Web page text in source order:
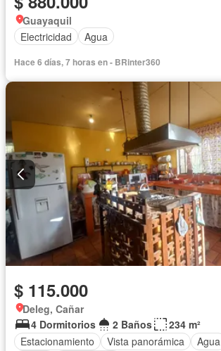
Guayaquil
Electricidad
Agua
Hace 6 días, 7 horas en - BRinter360
$ 115.000
Deleg, Cañar
4 Dormitorios
2 Baños
234 m²
Estacionamiento
Vista panorámica Agua